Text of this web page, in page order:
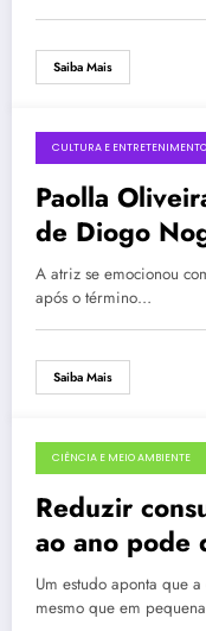
Saiba Mais
3 de março de 2026
CULTURA E ENTRETENIMENTO
Paolla
de Diogo
amor bonito
A atriz se emocionou
após o término…
Saiba Mais
3 de março de 2026
CIÊNCIA E MEIO AMBIENTE
Reduzir
ao ano pode
por câncer
Um estudo aponta que
mesmo que em